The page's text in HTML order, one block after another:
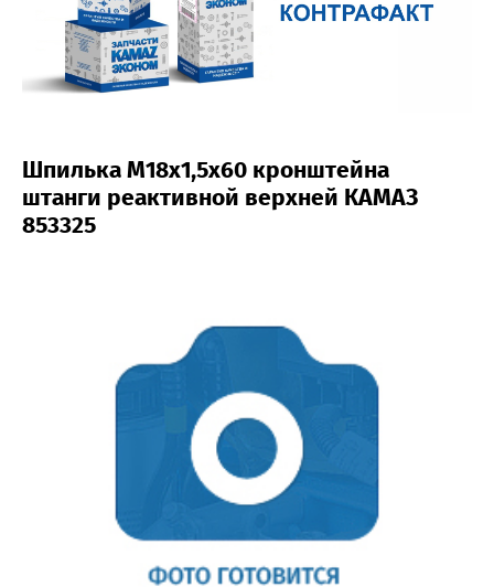
Шпилька М18х1,5х60 кронштейна
штанги реактивной верхней КАМАЗ
853325